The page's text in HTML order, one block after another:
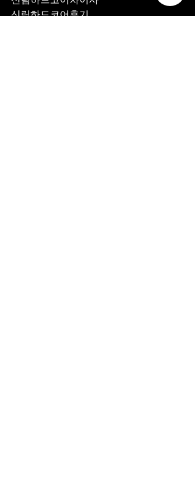
신림하드코어후기